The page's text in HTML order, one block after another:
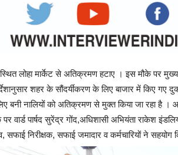
लोहा मार्केट से अतिक्रमण हटाए । इस मौके पर मुख्य
शहर के सौंदर्यीकरण के लिए बाजार में किए गए
बनी नालियों को अतिक्रमण से मुक्त किया जा रहा है
वार्ड पार्षद सुरेंद्र गोंद,अधिशासी अभियंता राकेश
सफाई निरीक्षक, सफाई जमादार व कर्मचारियों ने सहयोग